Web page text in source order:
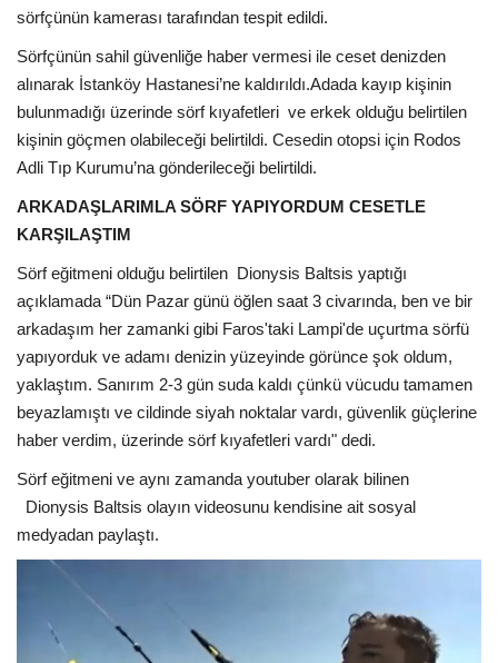
sörfçünün kamerası tarafından tespit edildi.
Sörfçünün sahil güvenliğe haber vermesi ile ceset denizden
alınarak İstanköy Hastanesi’ne kaldırıldı.Adada kayıp kişinin
bulunmadığı üzerinde sörf kıyafetleri ve erkek olduğu belirtilen
kişinin göçmen olabileceği belirtildi. Cesedin otopsi için Rodos
Adli Tıp Kurumu’na gönderileceği belirtildi.
ARKADAŞLARIMLA SÖRF YAPIYORDUM CESETLE
KARŞILAŞTIM
Sörf eğitmeni olduğu belirtilen Dionysis Baltsis yaptığı
açıklamada “Dün Pazar günü öğlen saat 3 civarında, ben ve bir
arkadaşım her zamanki gibi Faros'taki Lampi'de uçurtma sörfü
yapıyorduk ve adamı denizin yüzeyinde görünce şok oldum,
yaklaştım. Sanırım 2-3 gün suda kaldı çünkü vücudu tamamen
beyazlamıştı ve cildinde siyah noktalar vardı, güvenlik güçlerine
haber verdim, üzerinde sörf kıyafetleri vardı" dedi.
Sörf eğitmeni ve aynı zamanda youtuber olarak bilinen
Dionysis Baltsis olayın videosunu kendisine ait sosyal
medyadan paylaştı.